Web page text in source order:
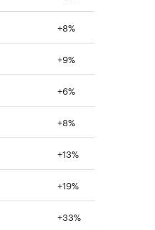
+8%
+9%
+6%
+8%
+13%
+19%
+33%